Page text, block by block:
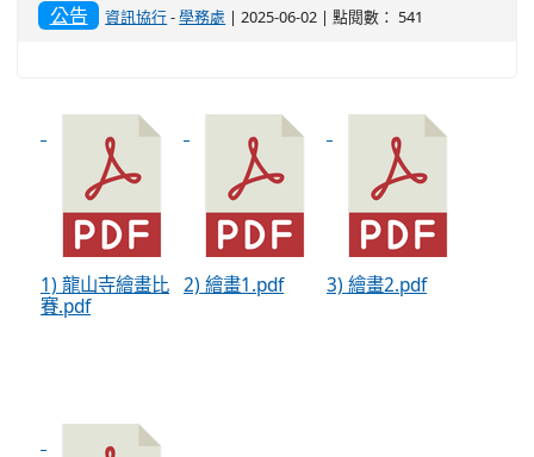
公告 資訊協行-學務處 | 2025-06-02 | 點閱數： 541
1) 龍山寺繪畫比
賽.pdf
2) 繪畫1.pdf 3) 繪畫2.pdf